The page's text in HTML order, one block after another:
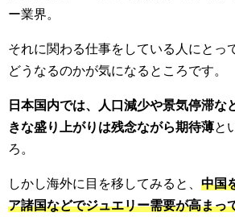
ー業界。
それに関わる仕事をしている人にとっ
どうなるのかが気になるところです。
日本国内では、人口減少や景気停滞な
きな盛り上がりは残念ながら期待薄と
ろ。
しかし海外に目を移してみると、 中国
ア諸国などでジュエリー需要が高まっ